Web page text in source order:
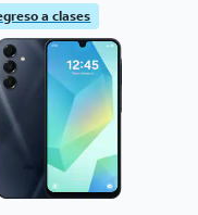
a clases